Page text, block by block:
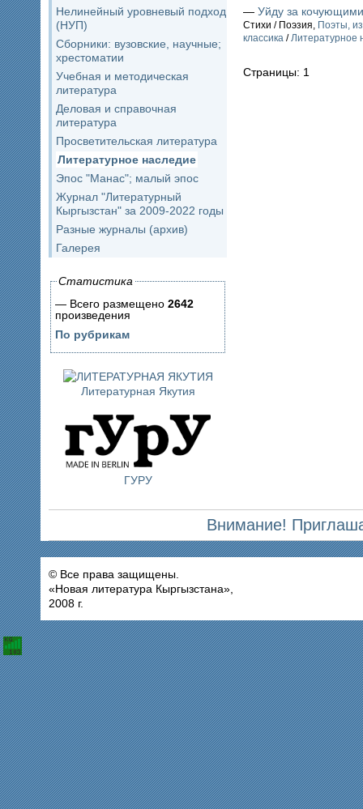
Нелинейный уровневый подход
(НУП)
Сборники: вузовские, научные;
хрестоматии
Учебная и методическая
литература
Деловая и справочная
литература
Просветительская литература
Литературное наследие
Эпос "Манас"; малый эпос
Журнал "Литературный
Кыргызстан" за 2009-2022 годы
Разные журналы (архив)
Галерея
Статистика
— Всего размещено 2642
произведения
По рубрикам
Литературная Якутия
ГУРУ
— Уйду за
Стихи / Поэзия, Поэты,
классика /Литературное
Страницы: 1
Внимание!
© Все права защищены.
«Новая литература Кыргызстана»,
2008 г.